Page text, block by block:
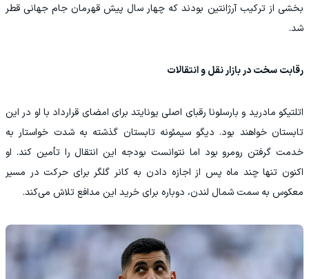
بخشی از ترکیب آرژانتین بودند که چهار سال پیش قهرمان جام جهانی قطر
شد.
رقابت سخت در بازار نقل و انتقالات
اتلتیکو مادرید و بارسلونا رقبای اصلی یونایتد برای امضای قرارداد با او در این
تابستان خواهند بود. دیگو سیمئونه تابستان گذشته به شدت خواستار به
خدمت گرفتن رومرو بود اما نتوانست بودجه این انتقال را تأمین کند. او
اکنون تنها چند ماه پس از اجازه دادن به کانر گلگر برای حرکت در مسیر
معکوس به سمت شمال لندن، دوباره برای خرید این مدافع تلاش می‌کند.